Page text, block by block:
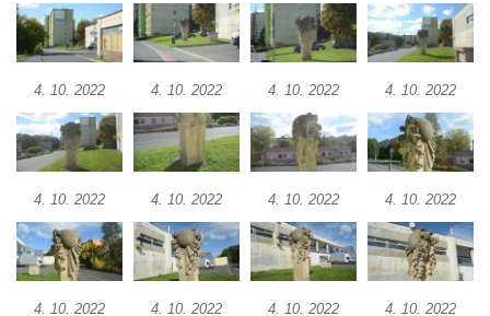
Socha Rys číhající na srnu v ZOO Hluboká
Socha Orlice v ZOO Hluboká
Socha Tygr v ZOO Hluboká
Socha Želva v ZOO Hluboká
Socha Kozorožec horský v ZOO Hluboká
Socha Včela v ZOO Hluboká
Socha Housenka v ZOO Hluboká
Socha Nosorožík v ZOO Hluboká
Socha Rosomák v ZOO Hluboká
4. 10. 2022 4. 10. 2022 4. 10. 2022 4. 10. 2022
4. 10. 2022 4. 10. 2022 4. 10. 2022 4. 10. 2022
4. 10. 2022 4. 10. 2022 4. 10. 2022 4. 10. 2022